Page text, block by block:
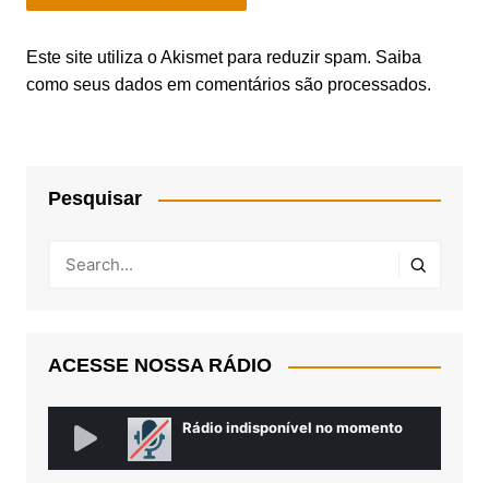
Este site utiliza o Akismet para reduzir spam. Saiba
como seus dados em comentários são processados.
Pesquisar
ACESSE NOSSA RÁDIO